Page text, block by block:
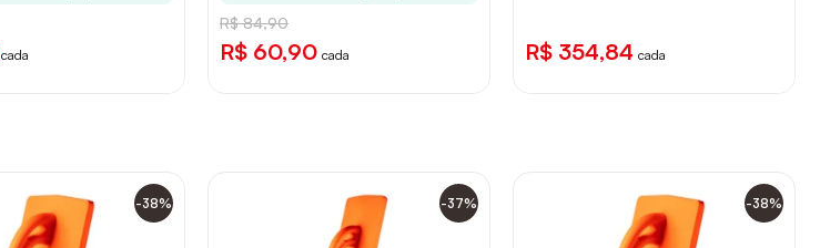
cada
R$ 84,90
R$ 60,90 cada R$ 354,84 cada
-38% -37% -38%